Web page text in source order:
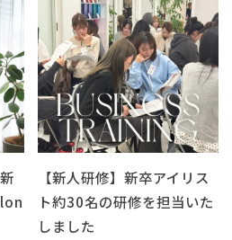
【新人研修】新卒アイリス
ト約30名の研修を担当いた
しました